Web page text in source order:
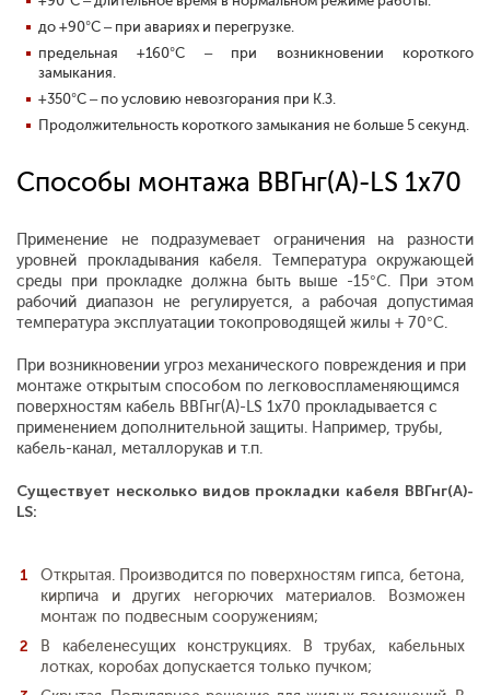
до +90°С – при авариях и перегрузке.
предельная +160°С – при возникновении короткого
замыкания.
+350°С – по условию невозгорания при К.З.
Продолжительность короткого замыкания не больше 5 секунд.
Способы монтажа ВВГнг(А)-LS 1х70
Применение не подразумевает ограничения на разности
уровней прокладывания кабеля. Температура окружающей
среды при прокладке должна быть выше -15°С. При этом
рабочий диапазон не регулируется, а рабочая допустимая
температура эксплуатации токопроводящей жилы + 70°С.
При возникновении угроз механического повреждения и при
монтаже открытым способом по легковоспламеняющимся
поверхностям кабель ВВГнг(А)-LS 1х70 прокладывается с
применением дополнительной защиты. Например, трубы,
кабель-канал, металлорукав и т.п.
Существует несколько видов прокладки кабеля ВВГнг(А)-
LS:
Открытая. Производится по поверхностям гипса, бетона,
кирпича и других негорючих материалов. Возможен
монтаж по подвесным сооружениям;
В кабеленесущих конструкциях. В трубах, кабельных
лотках, коробах допускается только пучком;